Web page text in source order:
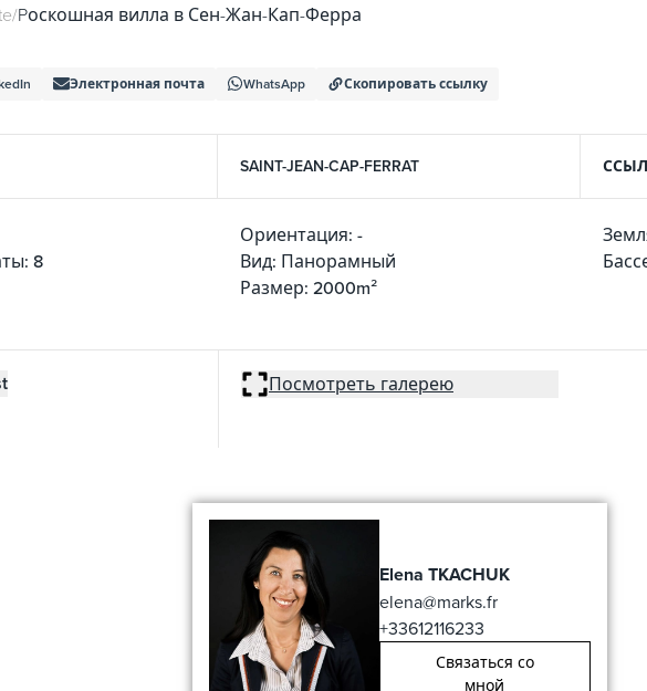
/Pоскошная вилла в Сен-Жан-Кап-Ферра
Электронная почта WhatsApp Скопировать ссылку
SAINT-JEAN-CAP-FERRAT
8
Ориентация: -
Вид: Панорамный
Размер: 2000m²
Посмотреть галерею
Elena TKACHUK
elena@marks.fr
+33612116233
Связаться со
мной